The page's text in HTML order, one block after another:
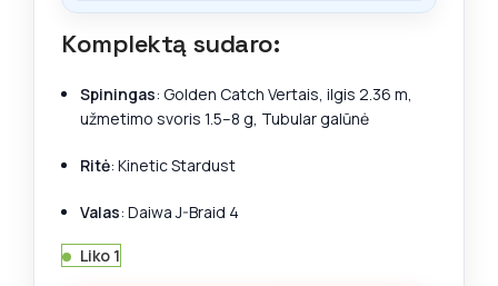
Komplektą sudaro:
Spiningas: Golden Catch Vertais, ilgis 2.36 m,
užmetimo svoris 1.5–8 g, Tubular galūnė
Ritė: Kinetic Stardust
Valas: Daiwa J-Braid 4
Liko 1